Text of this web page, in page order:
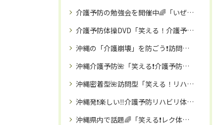
介護予防の勉強会を開催中🌈「いぜなひさおの介護予防の話し」🌸Instagramフォロワー２８００名以上！毎週土曜日１４時～🌟
介護予防体操DVD「笑える！介護予防体操」（座ってできる３０分体操：レク体操1回分🌸）
沖縄の「介護崩壊」を防ごう❗️訪問「笑える❗️レク体操」にて職員の業務時間確保で「離職予防」を🌸❗️
沖縄介護予防🌺「笑える❗️介護予防体操教室」で、免疫力アップ・高齢者引きこもり予防にも🌺🌈
沖縄密着型🌺訪問型「笑える！リハビリ・介護予防体操教室」
沖縄発❗️楽しい‼️介護予防リハビリ体操教室とは🌸
沖縄県内で話題🌈「笑える❗️レク体操」委託で、業務時間確保により職員の離職予防に❗️高齢者施設・介護予防イベント・こども園などで大人気🌸❗️